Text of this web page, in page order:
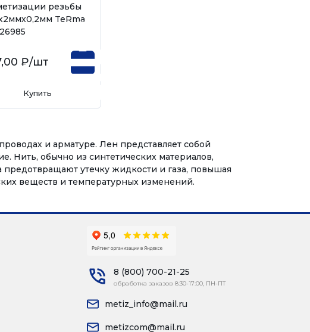
резьбы
TeRma
₽/шт
Купить
и арматуре. Лен представляет собой
Нить, обычно из синтетических материалов,
утечку жидкости и газа, повышая
веществ и температурных изменений.
8 (800) 700-21-25
обработка заказов 8:30-17:00, ПН-ПТ
metiz_info@mail.ru
metizcom@mail.ru